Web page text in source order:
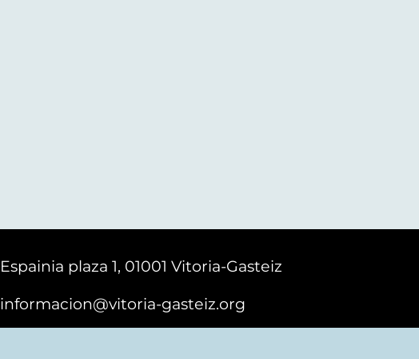
Espainia plaza 1, 01001 Vitoria-Gasteiz
informacion@vitoria-gasteiz.org